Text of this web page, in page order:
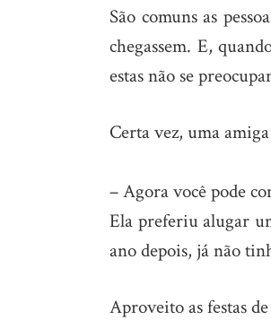
São comuns as
chegassem. E,
estas não se
Certa vez, uma
– Agora você pode
Ela preferiu alugar
ano depois, já não
Aproveito as festas